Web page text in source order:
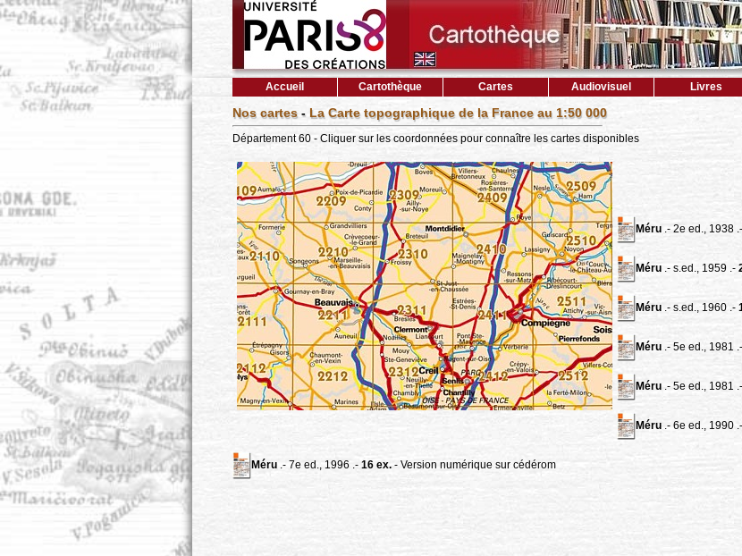
Accueil Cartothèque Cartes Audiovisuel Livres
Nos cartes- La Carte topographique de la France au 1:50 000
Département 60 - Cliquer sur les coordonnées pour connaître les cartes disponibles
Méru.- 2e ed., 1938 .-
Méru.- s.ed., 1959 .-
Méru.- s.ed., 1960 .-
Méru.- 5e ed., 1981 .-
Méru.- 5e ed., 1981 .-
Méru.- 6e ed., 1990 .-
Méru.- 7e ed., 1996 .- 16 ex.- Version numérique sur cédérom